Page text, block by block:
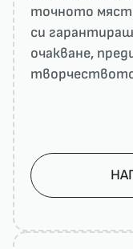
точното
си
очакване,